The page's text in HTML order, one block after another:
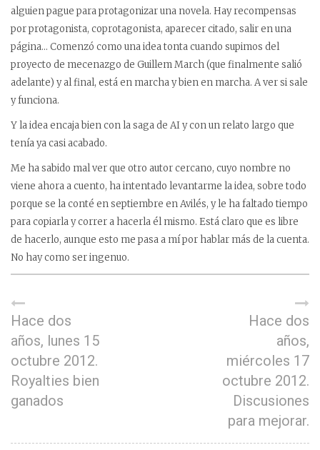
alguien pague para protagonizar una novela. Hay recompensas
por protagonista, coprotagonista, aparecer citado, salir en una
página… Comenzó como una idea tonta cuando supimos del
proyecto de mecenazgo de Guillem March (que finalmente salió
adelante) y al final, está en marcha y bien en marcha. A ver si sale
y funciona.
Y la idea encaja bien con la saga de AI y con un relato largo que
tenía ya casi acabado.
Me ha sabido mal ver que otro autor cercano, cuyo nombre no
viene ahora a cuento, ha intentado levantarme la idea, sobre todo
porque se la conté en septiembre en Avilés, y le ha faltado tiempo
para copiarla y correr a hacerla él mismo. Está claro que es libre
de hacerlo, aunque esto me pasa a mí por hablar más de la cuenta.
No hay como ser ingenuo.
Hace dos
años, lunes 15
octubre 2012.
Royalties bien
ganados
Hace dos
años,
miércoles 17
octubre 2012.
Discusiones
para mejorar.